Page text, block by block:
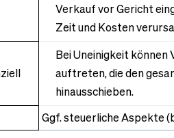
Verkauf vor Gericht
Zeit und Kosten
Bei Uneinigkeit können
auftreten, die den
hinausschieben.
Ggf. steuerliche Aspekte